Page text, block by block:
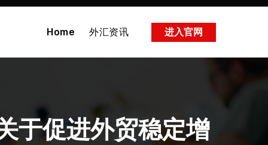
Home 外汇资讯 进入官网
于促进外贸稳定增